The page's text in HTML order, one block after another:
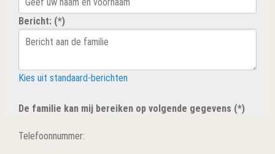
Bericht: (*)
Kies uit standaard-berichten
De familie kan mij bereiken op volgende gegevens (*)
Telefoonnummer: